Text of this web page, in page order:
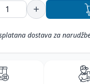
dostava za